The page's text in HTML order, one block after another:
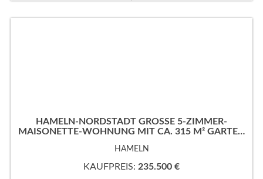
HAMELN-NORDSTADT GROSSE 5-ZIMMER-M
AISONETTE-WOHNUNG MIT CA. 315 M² GARTEN
HAMELN
KAUFPREIS: 235.500 €